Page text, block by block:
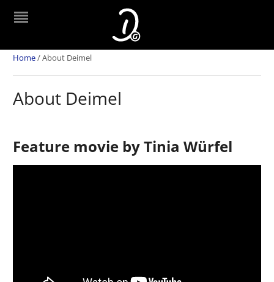
Home/About Deimel
About Deimel
Feature movie by Tinia Würfel